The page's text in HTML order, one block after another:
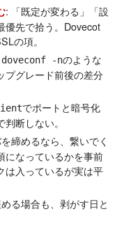
: 「既定が変わる」「設
優先で拾う。Dovecot
の項。
doveconf -nのような
プグレード前後の差分
でポートと暗号化
断しない。
締めるなら、繋いでく
になっているかを事前
は入っているが実は平
る場合も、剥がす日と